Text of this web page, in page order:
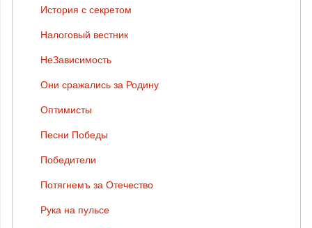
История с секретом
Налоговый вестник
НеЗависимость
Они сражались за Родину
Оптимисты
Песни Победы
Победители
Потягнемъ за Отечество
Рука на пульсе